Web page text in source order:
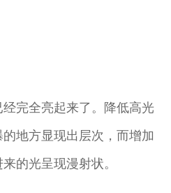
完全亮起来了。降低高光
地方显现出层次，而增加
的光呈现漫射状。